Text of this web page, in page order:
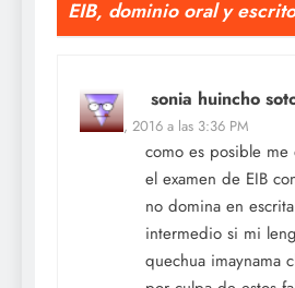
EIB, dominio oral y escrito
sonia huincho
Feb 20, 2016 a las 3:36 PM
como es posible me
el examen de EIB
no domina en
intermedio si mi
quechua imaynama